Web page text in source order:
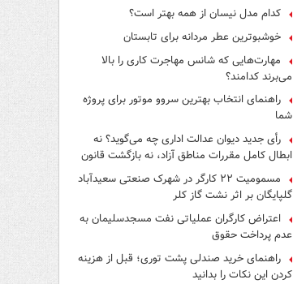
کدام مدل نیسان از همه بهتر است؟
خوشبوترین عطر مردانه برای تابستان
مهارت‌هایی که شانس مهاجرت کاری را بالا
می‌برند کدامند؟
راهنمای انتخاب بهترین سروو موتور برای پروژه
شما
رأی جدید دیوان عدالت اداری چه می‌گوید؟ نه
ابطال کامل مقررات مناطق آزاد، نه بازگشت قانون
مسمومیت ۲۲ کارگر در شهرک صنعتی سعیدآباد
گلپایگان بر اثر نشت گاز کلر
اعتراض کارگران عملیاتی نفت مسجدسلیمان به
عدم پرداخت حقوق
راهنمای خرید صندلی پشت توری؛ قبل از هزینه
کردن این نکات را بدانید